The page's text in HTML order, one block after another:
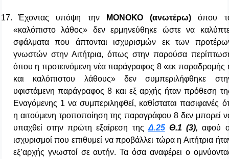
17. Έχοντας υπόψη την ΜΟΝΟΚΟ (ανωτέρω) όπου
«καλόπιστο λάθος» δεν ερμηνεύθηκε ώστε να
σφάλματα που άπτονται ισχυρισμών εκ των
γνωστών στην Αιτήτρια, όπως στην παρούσα
όπου η προτεινόμενη νέα παράγραφος 8 «εκ παραδρομής
και καλόπιστου λάθους» δεν συμπεριλήφθηκε
υφιστάμενη παράγραφος 8 και εξ αρχής ήταν πρόθεση
Εναγόμενης 1 να συμπεριληφθεί, καθίσταται πασιφανές
η αιτούμενη τροποποίηση της παραγράφου 8 δεν μπορεί
υπαχθεί στην πρώτη εξαίρεση της Δ.25 Θ.1 (3),αφού
ισχυρισμοί που επιθυμεί να προβάλλει τώρα η Αιτήτρια
εξ’αρχής γνωστοί σε αυτήν. Τα όσα αναφέρει ο